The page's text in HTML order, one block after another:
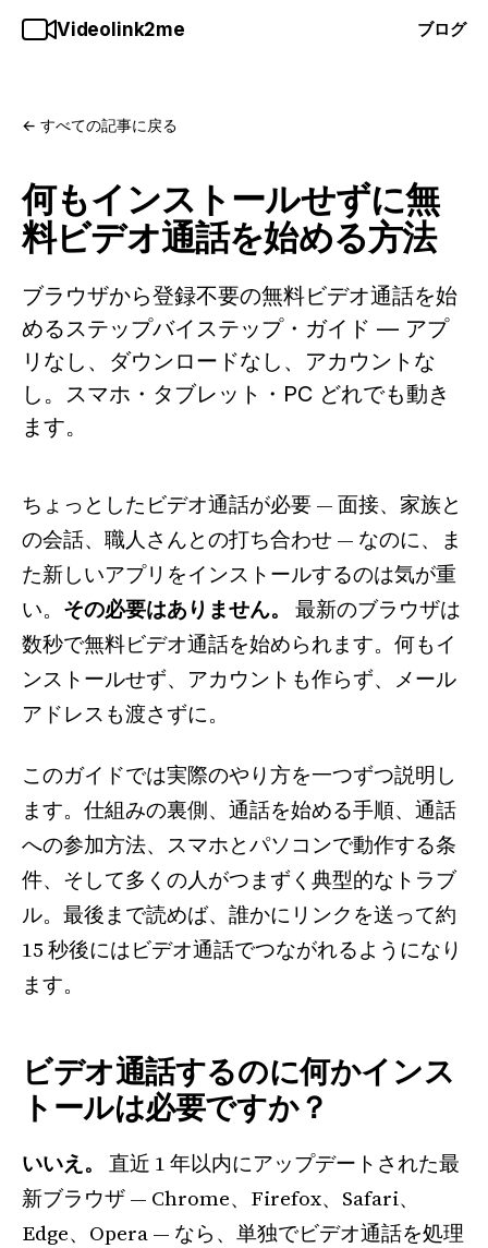
Videolink2me ブログ
← すべての記事に戻る
何もインストールせずに無
料ビデオ通話を始める方法
ブラウザから登録不要の無料ビデオ通話を始
めるステップバイステップ・ガイド — アプ
リなし、ダウンロードなし、アカウントな
し。スマホ・タブレット・PC どれでも動き
ます。
ちょっとしたビデオ通話が必要 — 面接、家族と
の会話、職人さんとの打ち合わせ — なのに、ま
た新しいアプリをインストールするのは気が重
い。 その必要はありません。
最新のブラウザは
数秒で無料ビデオ通話を始められます。何もイ
ンストールせず、アカウントも作らず、メール
アドレスも渡さずに。
このガイドでは実際のやり方を一つずつ説明し
ます。仕組みの裏側、通話を始める手順、通話
への参加方法、スマホとパソコンで動作する条
件、そして多くの人がつまずく典型的なトラブ
ル。最後まで読めば、誰かにリンクを送って約
15 秒後にはビデオ通話でつながれるようになり
ます。
ビデオ通話するのに何かインス
トールは必要ですか？
いいえ。
直近 1 年以内にアップデートされた最
新ブラウザ — Chrome、Firefox、Safari、
Edge、Opera — なら、単独でビデオ通話を処理